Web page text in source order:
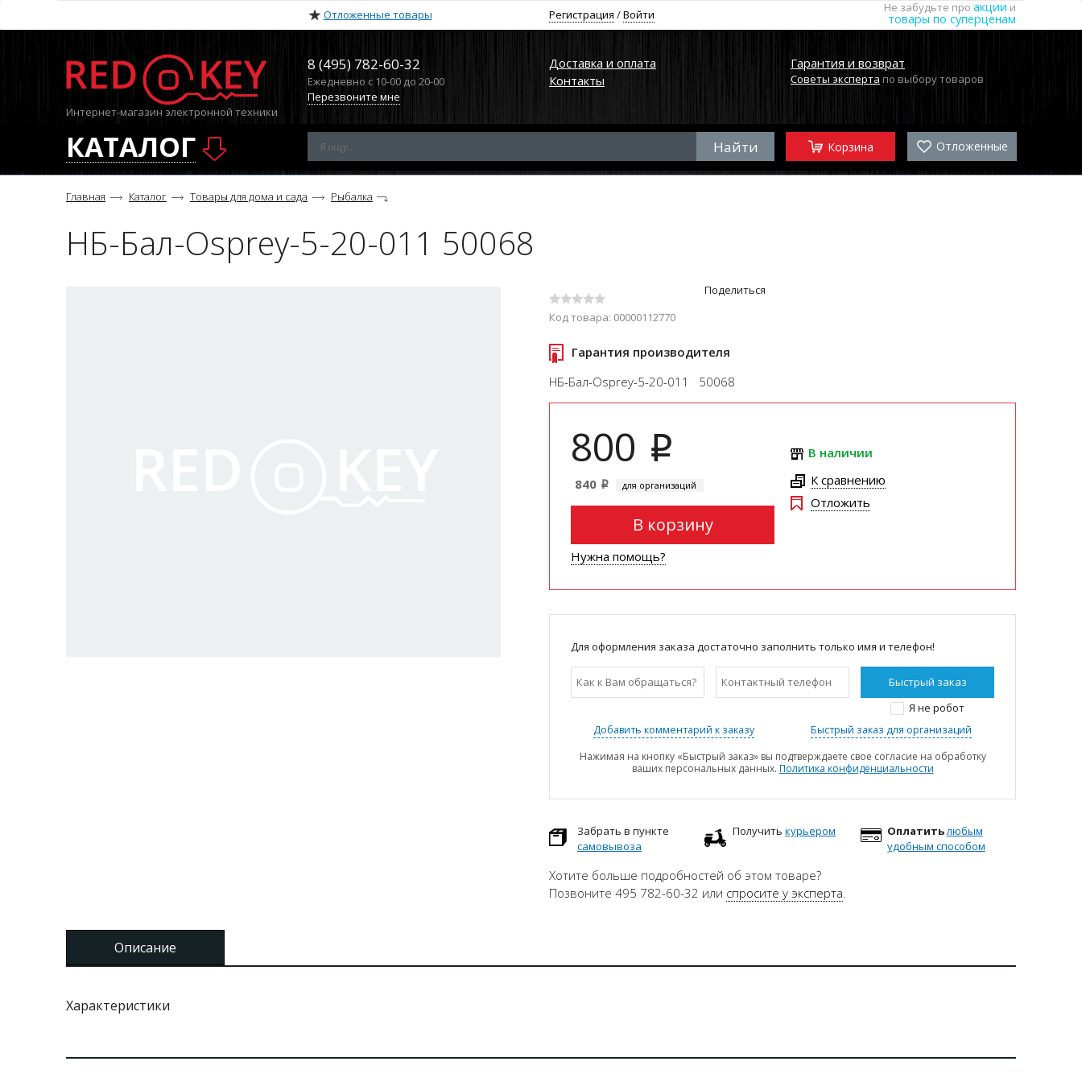
Отложенные товары Регистрация /Войти Не забудьте про акции и
товары по суперценам
Интернет-магазин электронной техники
8 (495) 782-60-32
Ежедневно с 10-00 до 20-00
Перезвоните мне
Доставка и оплата
Контакты
Гарантия и возврат
Советы эксперта по выбору товаров
КАТАЛОГ Корзина Отложенные
Главная Каталог Товары для дома и сада Рыбалка
НБ-Бал-Osprey-5-20-011 50068
Поделиться
Код товара: 00000112770
Гарантия производителя
НБ-Бал-Osprey-5-20-011 50068
800 i
840 i для организаций
В корзину
Нужна помощь?
В наличии
К сравнению
Отложить
Для оформления заказа достаточно заполнить только имя и телефон!
Я не робот
Добавить комментарий к заказу
Быстрый заказ для организаций
Нажимая на кнопку «Быстрый заказ» вы подтверждаете свое согласие на обработку
ваших персональных данных. Политика конфиденциальности
Забрать в пункте
самовывоза
Получитькурьером Оплатитьлюбым
удобным способом
Хотите больше подробностей об этом товаре?
Позвоните 495 782-60-32 или спросите у эксперта.
Описание
Характеристики